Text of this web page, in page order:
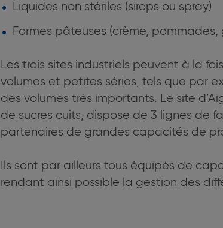
Liquides non stériles (sirops ou spray)
Formes pâteuses (crème, pommades,
Les trois sites industriels peuvent à la
volumes et petites séries, tels que par
des volumes très importants. Le site
de sucres cuits, dispose de 3 lignes de
partenaires de grandes capacités de
Ils sont par ailleurs tous équipés de
rendant ainsi possible la gestion des